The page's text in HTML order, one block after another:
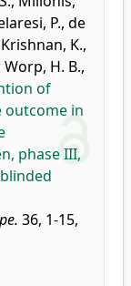
P., de
Krishnan, K.,
H. B.,
of
outcome in
phase III,
36, 1-15,